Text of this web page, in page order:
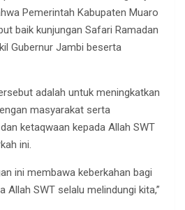
Pemerintah Kabupaten Muaro
baik kunjungan Safari Ramadan
Gubernur Jambi beserta
adalah untuk meningkatkan
masyarakat serta
ketaqwaan kepada Allah SWT
ini.
ini membawa keberkahan bagi
Allah SWT selalu melindungi kita,”